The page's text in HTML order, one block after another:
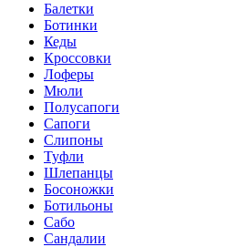
Балетки
Ботинки
Кеды
Кроссовки
Лоферы
Мюли
Полусапоги
Сапоги
Слипоны
Туфли
Шлепанцы
Босоножки
Ботильоны
Сабо
Сандалии